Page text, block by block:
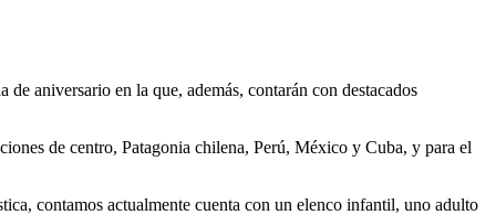
aniversario en la que, además, contarán con destacados
de centro, Patagonia chilena, Perú, México y Cuba, y para el
contamos actualmente cuenta con un elenco infantil, uno adulto